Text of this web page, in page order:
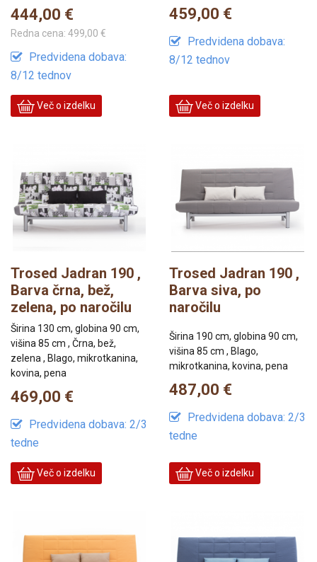
444,00 €
Redna cena: 499,00 €
Predvidena dobava:
8/12 tednov
Več o izdelku
459,00 €
Predvidena dobava:
8/12 tednov
Več o izdelku
Trosed Jadran 190 ,
Barva črna, bež,
zelena, po naročilu
Širina 130 cm, globina 90 cm,
višina 85 cm , Črna, bež,
zelena , Blago, mikrotkanina,
kovina, pena
469,00 €
Predvidena dobava: 2/3
tedne
Več o izdelku
Trosed Jadran 190 ,
Barva siva, po
naročilu
Širina 190 cm, globina 90 cm,
višina 85 cm , Blago,
mikrotkanina, kovina, pena
487,00 €
Predvidena dobava: 2/3
tedne
Več o izdelku